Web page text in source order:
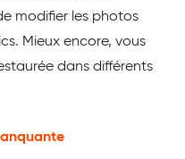
modifier les photos
Mieux encore, vous
dans différents